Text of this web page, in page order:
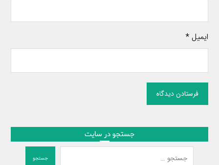
ایمیل*
فرستادن دیدگاه
جستجو در سایت
جستجو